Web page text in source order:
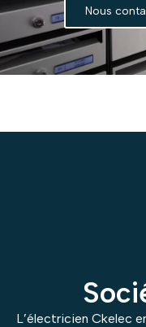
Nous
L’électricien Ckelec